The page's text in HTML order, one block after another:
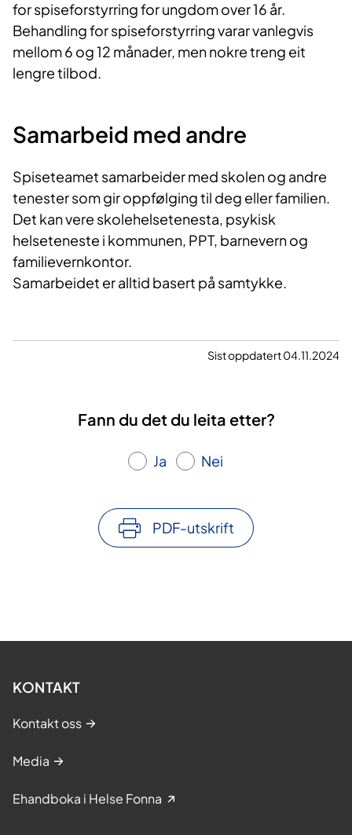
for spiseforstyrring for ungdom over 16 år.
Behandling for spiseforstyrring varar vanlegvis
mellom 6 og 12 månader, men nokre treng eit
lengre tilbod.
Samarbeid med andre
Spiseteamet samarbeider med skolen og andre
tenester som gir oppfølging til deg eller familien.
Det kan vere skolehelsetenesta, psykisk
helseteneste i kommunen, PPT, barnevern og
familievernkontor.
Samarbeidet er alltid basert på samtykke.
Sist oppdatert 04.11.2024
Fann du det du leita etter?
Ja Nei
PDF-utskrift
KONTAKT
Kontakt oss
Media
Ehandboka i Helse Fonna